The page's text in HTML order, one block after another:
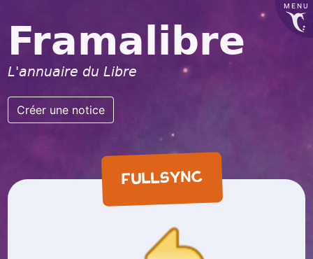
MENU
Framalibre
L'annuaire du Libre
Créer une notice
FULLSYNC